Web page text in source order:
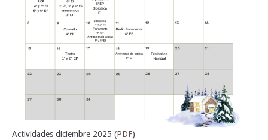
Actividades diciembre 2025 (PDF)